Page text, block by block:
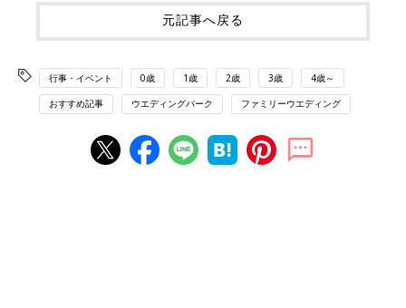
元記事へ戻る
行事・イベント 0歳 1歳 2歳 3歳 4歳～
おすすめ記事 ウエディングパーク ファミリーウエディング